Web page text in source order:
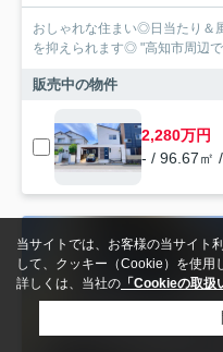
おしゃれな住まい◎日当たり＆
を抑えられます◎ "高知市周辺
販売中の物件
2,280万円
- / 96.67㎡
当サイトでは、お客様の当サイト
して、クッキー（Cookie）を使用
詳しくは、当社の 「Cookieの取扱